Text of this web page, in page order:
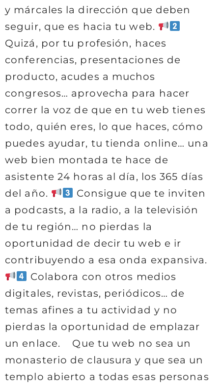
y márcales la dirección que deben
seguir, que es hacia tu web.
Quizá, por tu profesión, haces
conferencias, presentaciones de
producto, acudes a muchos
congresos… aprovecha para hacer
correr la voz de que en tu web tienes
todo, quién eres, lo que haces, cómo
puedes ayudar, tu tienda online… una
web bien montada te hace de
asistente 24 horas al día, los 365 días
del año.
Consigue que te inviten
a podcasts, a la radio, a la televisión
de tu región… no pierdas la
oportunidad de decir tu web e ir
contribuyendo a esa onda expansiva.
Colabora con otros medios
digitales, revistas, periódicos… de
temas afines a tu actividad y no
pierdas la oportunidad de emplazar
un enlace. Que tu web no sea un
monasterio de clausura y que sea un
templo abierto a todas esas personas